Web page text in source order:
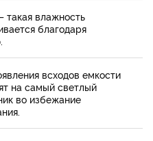
такая влажность
благодаря
всходов емкости
на самый светлый
во избежание